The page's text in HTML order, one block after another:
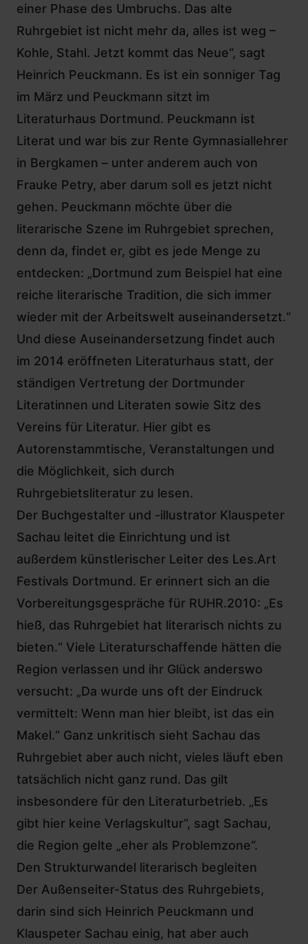
einer Phase des Umbruchs. Das alte
Ruhrgebiet ist nicht mehr da, alles ist weg –
Kohle, Stahl. Jetzt kommt das Neue“, sagt
Heinrich Peuckmann. Es ist ein sonniger Tag
im März und Peuckmann sitzt im
Literaturhaus Dortmund. Peuckmann ist
Literat und war bis zur Rente Gymnasiallehrer
in Bergkamen – unter anderem auch von
Frauke Petry, aber darum soll es jetzt nicht
gehen. Peuckmann möchte über die
literarische Szene im Ruhrgebiet sprechen,
denn da, findet er, gibt es jede Menge zu
entdecken: „Dortmund zum Beispiel hat eine
reiche literarische Tradition, die sich immer
wieder mit der Arbeitswelt auseinandersetzt.“
Und diese Auseinandersetzung findet auch
im 2014 eröffneten Literaturhaus statt, der
ständigen Vertretung der Dortmunder
Literatinnen und Literaten sowie Sitz des
Vereins für Literatur. Hier gibt es
Autorenstammtische, Veranstaltungen und
die Möglichkeit, sich durch
Ruhrgebietsliteratur zu lesen.
Der Buchgestalter und -illustrator Klauspeter
Sachau leitet die Einrichtung und ist
außerdem künstlerischer Leiter des Les.Art
Festivals Dortmund. Er erinnert sich an die
Vorbereitungsgespräche für RUHR.2010: „Es
hieß, das Ruhrgebiet hat literarisch nichts zu
bieten.“ Viele Literaturschaffende hätten die
Region verlassen und ihr Glück anderswo
versucht: „Da wurde uns oft der Eindruck
vermittelt: Wenn man hier bleibt, ist das ein
Makel.“ Ganz unkritisch sieht Sachau das
Ruhrgebiet aber auch nicht, vieles läuft eben
tatsächlich nicht ganz rund. Das gilt
insbesondere für den Literaturbetrieb. „Es
gibt hier keine Verlagskultur“, sagt Sachau,
die Region gelte „eher als Problemzone“.
Den Strukturwandel literarisch begleiten
Der Außenseiter-Status des Ruhrgebiets,
darin sind sich Heinrich Peuckmann und
Klauspeter Sachau einig, hat aber auch